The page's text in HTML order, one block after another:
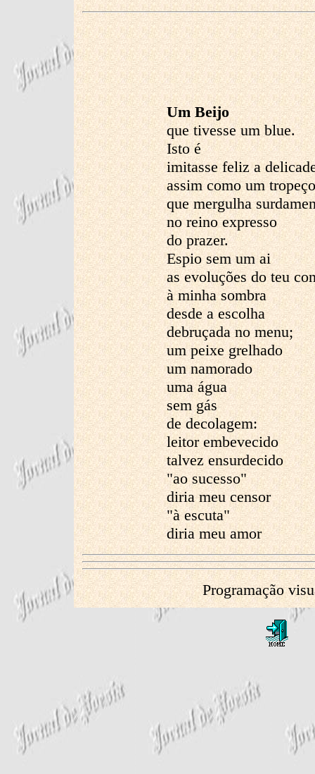
Um Beijo
que tivesse um blue.
Isto é
imitasse feliz a
assim como um tropeço
que mergulha
no reino expresso
do prazer.
Espio sem um ai
as evoluções do teu
à minha sombra
desde a escolha
debruçada no menu;
um peixe grelhado
um namorado
uma água
sem gás
de decolagem:
leitor embevecido
talvez ensurdecido
"ao sucesso"
diria meu censor
"à escuta"
diria meu amor
Programação